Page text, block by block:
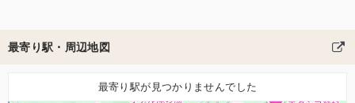
最寄り駅・周辺地図
最寄り駅が見つかりませんでした